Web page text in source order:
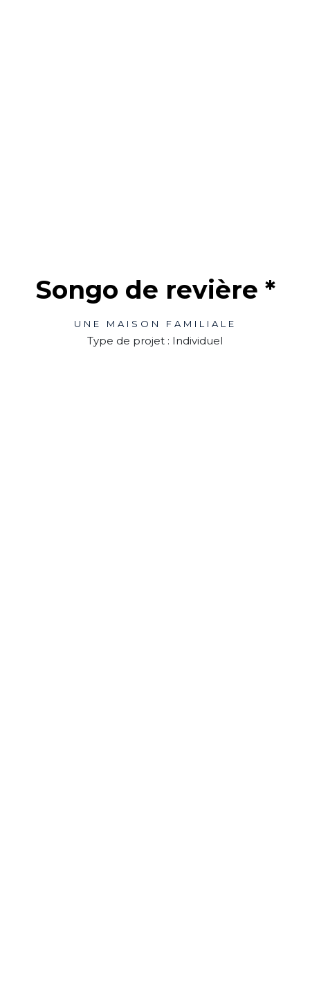
Songo de revière *
UNE MAISON FAMILIALE
Type de projet : Individuel